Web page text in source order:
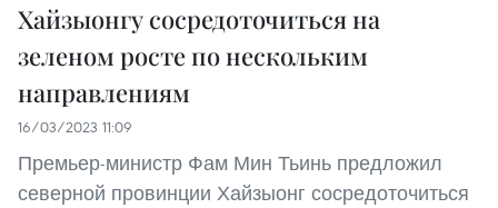
Хайзыонгу сосредоточиться на
зеленом росте по нескольким
направлениям
16/03/2023 11:09
Премьер-министр Фам Мин Тьинь предложил
северной провинции Хайзыонг сосредоточиться